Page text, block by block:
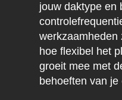
jouw daktype en
werkzaamheden
hoe flexibel het
groeit mee met
behoeften van je